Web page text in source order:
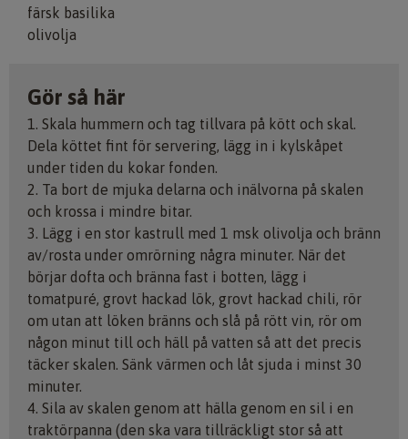
färsk basilika
olivolja
Gör så här
1. Skala hummern och tag tillvara på kött och skal.
Dela köttet fint för servering, lägg in i kylskåpet
under tiden du kokar fonden.
2. Ta bort de mjuka delarna och inälvorna på skalen
och krossa i mindre bitar.
3. Lägg i en stor kastrull med 1 msk olivolja och bränn
av/rosta under omrörning några minuter. När det
börjar dofta och bränna fast i botten, lägg i
tomatpuré, grovt hackad lök, grovt hackad chili, rör
om utan att löken bränns och slå på rött vin, rör om
någon minut till och häll på vatten så att det precis
täcker skalen. Sänk värmen och låt sjuda i minst 30
minuter.
4. Sila av skalen genom att hälla genom en sil i en
traktörpanna (den ska vara tillräckligt stor så att